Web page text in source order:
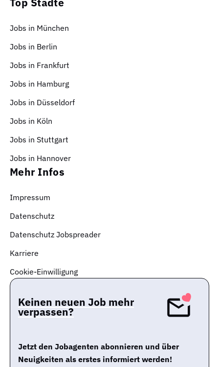
Jobs in München
Jobs in Berlin
Jobs in Frankfurt
Jobs in Hamburg
Jobs in Düsseldorf
Jobs in Köln
Jobs in Stuttgart
Jobs in Hannover
Mehr Infos
Impressum
Datenschutz
Datenschutz Jobspreader
Karriere
Cookie-Einwilligung
Keinen neuen Job mehr
verpassen?
Jetzt den Jobagenten abonnieren und über
Neuigkeiten als erstes informiert werden!